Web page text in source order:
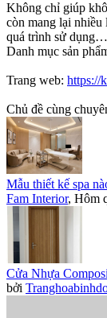
Không chỉ giúp
còn mang lại nhiều
quá trình sử dụng…
Danh mục sản
Trang web: https://
Chủ đề cùng
Mẫu thiết kế spa
Fam Interior, Hôm
Cửa Nhựa
bởi